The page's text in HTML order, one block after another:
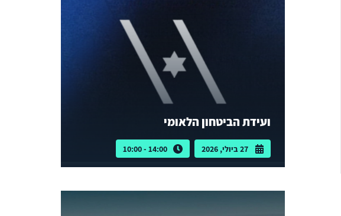
ועידת הביטחון הלאומי
27 ביולי, 2026 14:00 - 10:00